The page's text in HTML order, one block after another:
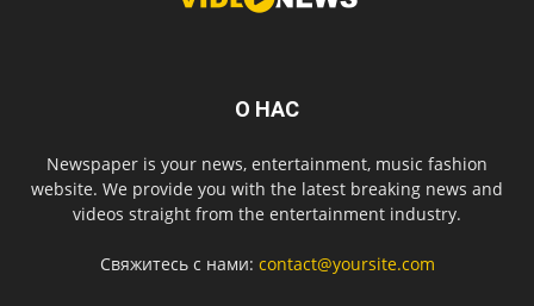
О НАС
Newspaper is your news, entertainment, music fashion
website. We provide you with the latest breaking news and
videos straight from the entertainment industry.
Свяжитесь с нами: contact@yoursite.com